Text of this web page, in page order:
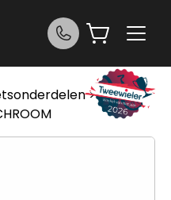
> Tomos